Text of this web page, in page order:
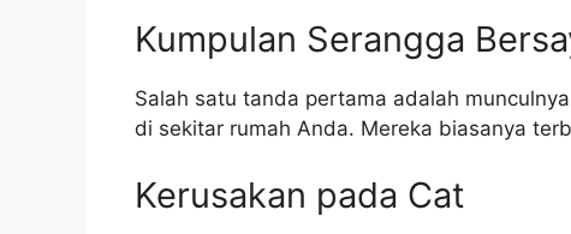
Kumpulan Serangga
Salah satu tanda pertama adalah
di sekitar rumah Anda. Mereka biasanya
Kerusakan pada Cat